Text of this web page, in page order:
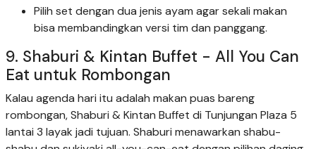
Pilih set dengan dua jenis ayam agar sekali makan
bisa membandingkan versi tim dan panggang.
9. Shaburi & Kintan Buffet - All You Can
Eat untuk Rombongan
Kalau agenda hari itu adalah makan puas bareng
rombongan, Shaburi & Kintan Buffet di Tunjungan Plaza 5
lantai 3 layak jadi tujuan. Shaburi menawarkan shabu-